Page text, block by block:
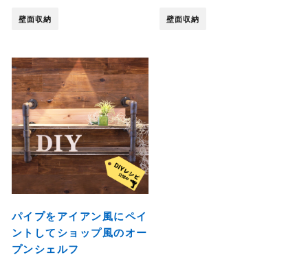
壁面収納 壁面収納
パイプをアイアン風にペイ
ントしてショップ風のオー
プンシェルフ